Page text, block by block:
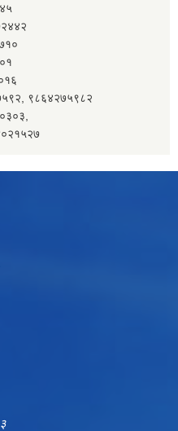
९८६४२७५९८२